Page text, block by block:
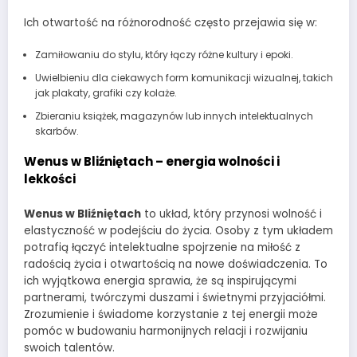
Ich otwartość na różnorodność często przejawia się w:
Zamiłowaniu do stylu, który łączy różne kultury i epoki.
Uwielbieniu dla ciekawych form komunikacji wizualnej, takich
jak plakaty, grafiki czy kolaże.
Zbieraniu książek, magazynów lub innych intelektualnych
skarbów.
Wenus w Bliźniętach – energia wolności i
lekkości
Wenus w Bliźniętach to układ, który przynosi wolność i
elastyczność w podejściu do życia. Osoby z tym układem
potrafią łączyć intelektualne spojrzenie na miłość z
radością życia i otwartością na nowe doświadczenia. To
ich wyjątkowa energia sprawia, że są inspirującymi
partnerami, twórczymi duszami i świetnymi przyjaciółmi.
Zrozumienie i świadome korzystanie z tej energii może
pomóc w budowaniu harmonijnych relacji i rozwijaniu
swoich talentów.